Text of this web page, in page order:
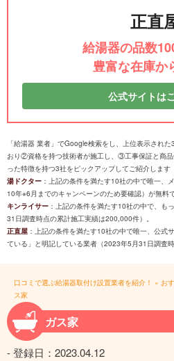
正直
給湯器の品数
豊富な在庫か
公式サイトは
「給湯器 業者」でGoogle検索をし、上位表示され
おり②資格を持つ技術者が施工し、③工事保証と商
った特徴を持つ3社をピックアップしてご紹介します
湯ドクター ：上記の条件を満たす10社の中で唯一、
10年※6月までのキャンペーンのため要確認）が無料
キンライサー ：上記の条件を満たす10社の中で、も
31日調査時点の累計施工実績は200,000件）。
正直屋 ：上記の条件を満たす10社の中で唯一、公式
ている」と明記している業者（2023年5月31日調査時
口コミで選ぶ給湯器取付け設置業者を紹介！ » お
ス家
ガス家
- 登録日： 2023.04.12